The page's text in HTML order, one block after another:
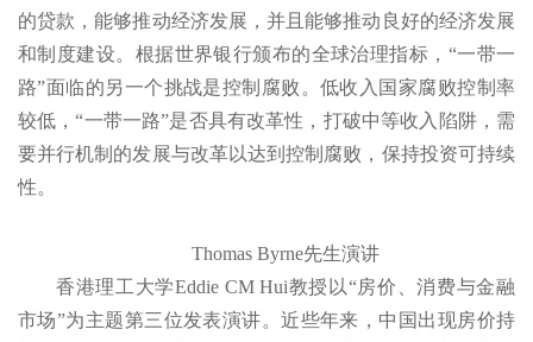
的贷款，能够推动经济发展，并且能够推动良好的经济发展
和制度建设。根据世界银行颁布的全球治理指标，“一带一
路”面临的另一个挑战是控制腐败。低收入国家腐败控制率
较低，“一带一路”是否具有改革性，打破中等收入陷阱，需
要并行机制的发展与改革以达到控制腐败，保持投资可持续
性。
Thomas Byrne先生演讲
香港理工大学Eddie CM Hui教授以“房价、消费与金融
市场”为主题第三位发表演讲。近些年来，中国出现房价持